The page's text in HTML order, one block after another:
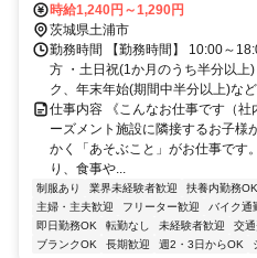
時給1,240円～1,290円
茨城県土浦市
勤務時間 【勤務時間】 10:00～
方 ・土日祝(1か月のうち半分以上
ク、年末年始(期間中半分以上)な
仕事内容 《こんなお仕事です（
ーズメント施設に隣接するお子様
かく「あそぶこと」がお仕事です
り、食事や...
制服あり 業界未経験者歓迎 扶養内勤務OK
主婦・主夫歓迎
フリーター歓迎 バイク通
即日勤務OK
転勤なし 未経験者歓迎 交
ブランクOK
長期歓迎 週2・3日からOK